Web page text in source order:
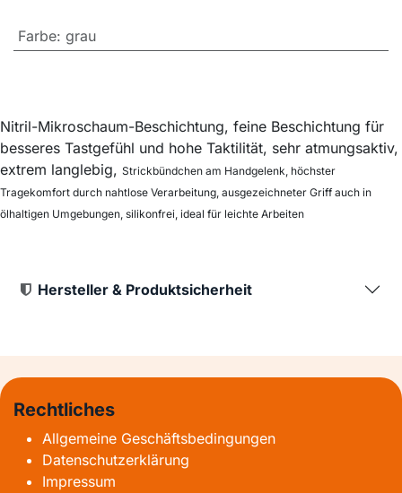
Farbe: grau
Nitril-Mikroschaum-Beschichtung, feine Beschichtung für
besseres Tastgefühl und hohe Taktilität, sehr atmungsaktiv,
extrem langlebig, Strickbündchen am Handgelenk, höchster
Tragekomfort durch nahtlose Verarbeitung, ausgezeichneter Griff auch in
ölhaltigen Umgebungen, silikonfrei, ideal für leichte Arbeiten
Hersteller & Produktsicherheit
Rechtliches
Allgemeine Geschäftsbedingungen
Datenschutzerklärung
Impressum